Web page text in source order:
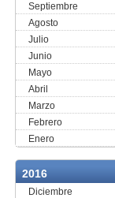
Septiembre
Agosto
Julio
Junio
Mayo
Abril
Marzo
Febrero
Enero
2016
Diciembre